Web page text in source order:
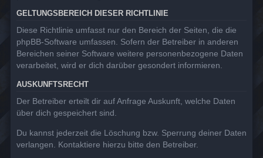
GELTUNGSBEREICH DIESER RICHTLINIE
Diese Richtlinie umfasst nur den Bereich der Seiten, die die
phpBB-Software umfassen. Sofern der Betreiber in anderen
Bereichen seiner Software weitere personenbezogene Daten
verarbeitet, wird er dich darüber gesondert informieren.
AUSKUNFTSRECHT
Der Betreiber erteilt dir auf Anfrage Auskunft, welche Daten
über dich gespeichert sind.
Du kannst jederzeit die Löschung bzw. Sperrung deiner Daten
verlangen. Kontaktiere hierzu bitte den Betreiber.